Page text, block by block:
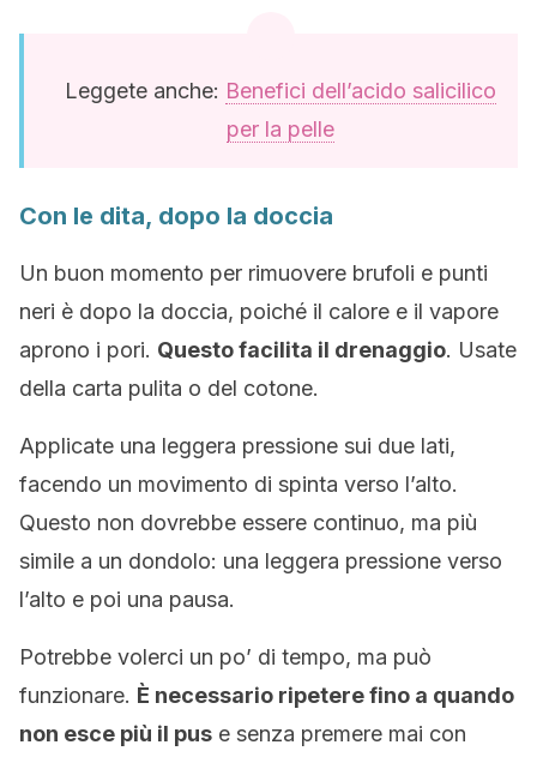
Leggete anche: Benefici dell’acido salicilico
per la pelle
Con le dita, dopo la doccia
Un buon momento per rimuovere brufoli e punti
neri è dopo la doccia, poiché il calore e il vapore
aprono i pori. Questo facilita il drenaggio. Usate
della carta pulita o del cotone.
Applicate una leggera pressione sui due lati,
facendo un movimento di spinta verso l’alto.
Questo non dovrebbe essere continuo, ma più
simile a un dondolo: una leggera pressione verso
l’alto e poi una pausa.
Potrebbe volerci un po’ di tempo, ma può
funzionare. È necessario ripetere fino a quando
non esce più il pus e senza premere mai con